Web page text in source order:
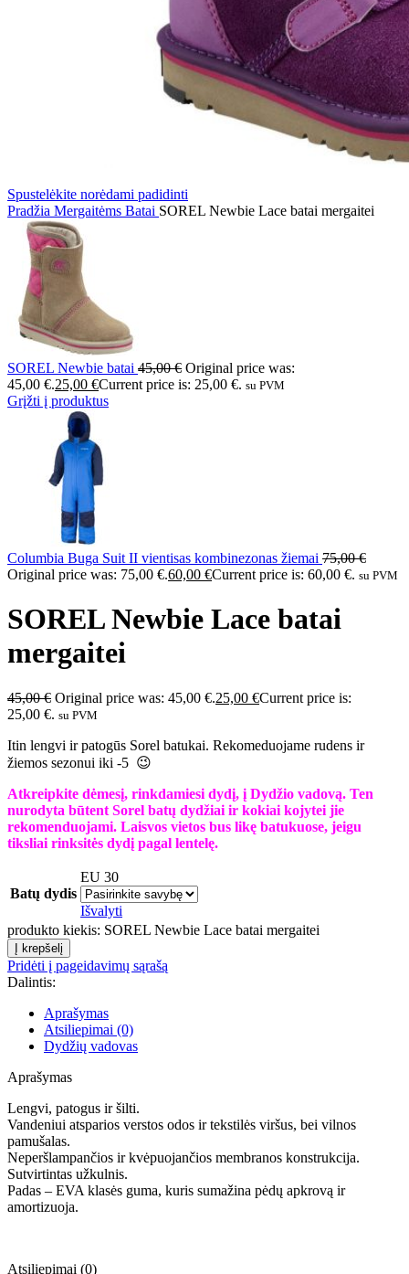
Spustelėkite norėdami padidinti
Pradžia Mergaitėms Batai SOREL Newbie Lace batai mergaitei
SOREL Newbie batai 45,00€ Original price was:
45,00 €.25,00 €Current price is: 25,00 €. su PVM
Grįžti į produktus
Columbia Buga Suit II vientisas kombinezonas žiemai 75,00€
Original price was: 75,00 €.60,00 €Current price is: 60,00 €. su PVM
SOREL Newbie Lace batai
mergaitei
45,00€ Original price was: 45,00 €.25,00 €Current price is:
25,00 €. su PVM
Itin lengvi ir patogūs Sorel batukai. Rekomeduojame rudens ir
žiemos sezonui iki -5 😉
Atkreipkite dėmesį, rinkdamiesi dydį, į Dydžio vadovą. Ten
nurodyta būtent Sorel batų dydžiai ir kokiai kojytei jie
rekomenduojami. Laisvos vietos bus likę batukuose, jeigu
tiksliai rinksitės dydį pagal lentelę.
Batų dydis
EU 30
Išvalyti
produkto kiekis: SOREL Newbie Lace batai mergaitei
Į krepšelį
Pridėti į pageidavimų sąrašą
Dalintis:
Aprašymas
Atsiliepimai (0)
Dydžių vadovas
Aprašymas
Lengvi, patogus ir šilti.
Vandeniui atsparios verstos odos ir tekstilės viršus, bei vilnos
pamušalas.
Neperšlampančios ir kvėpuojančios membranos konstrukcija.
Sutvirtintas užkulnis.
Padas – EVA klasės guma, kuris sumažina pėdų apkrovą ir
amortizuoja.
Atsiliepimai (0)